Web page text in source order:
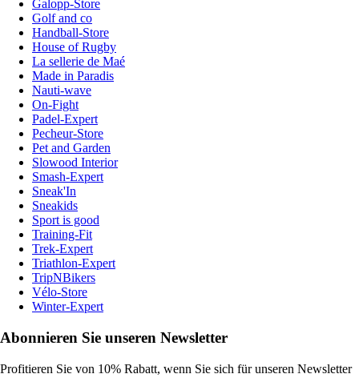
Galopp-Store
Golf and co
Handball-Store
House of Rugby
La sellerie de Maé
Made in Paradis
Nauti-wave
On-Fight
Padel-Expert
Pecheur-Store
Pet and Garden
Slowood Interior
Smash-Expert
Sneak'In
Sneakids
Sport is good
Training-Fit
Trek-Expert
Triathlon-Expert
TripNBikers
Vélo-Store
Winter-Expert
Abonnieren Sie unseren Newsletter
Profitieren Sie von 10% Rabatt, wenn Sie sich für unseren Newsletter